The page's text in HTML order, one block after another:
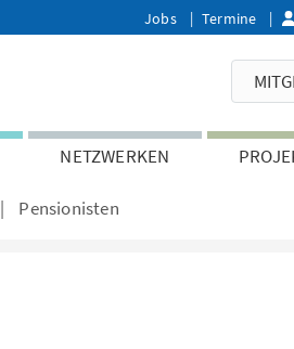
Jobs Termine
NETZWERKEN
Pensionisten